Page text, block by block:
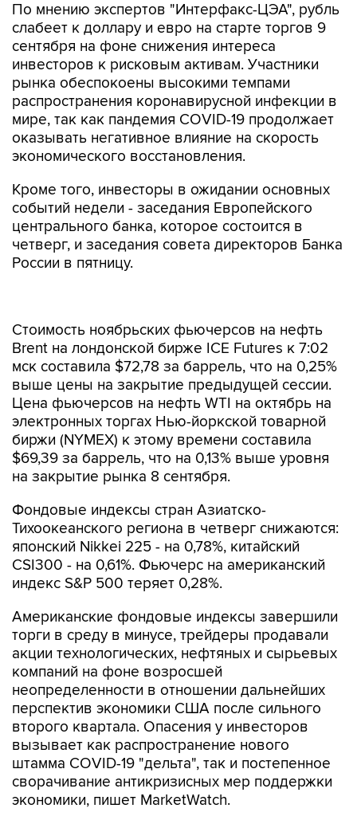
По мнению экспертов "Интерфакс-ЦЭА", рубль
слабеет к доллару и евро на старте торгов 9
сентября на фоне снижения интереса
инвесторов к рисковым активам. Участники
рынка обеспокоены высокими темпами
распространения коронавирусной инфекции в
мире, так как пандемия COVID-19 продолжает
оказывать негативное влияние на скорость
экономического восстановления.
Кроме того, инвесторы в ожидании основных
событий недели - заседания Европейского
центрального банка, которое состоится в
четверг, и заседания совета директоров Банка
России в пятницу.
мск составила $72,78 за баррель, что на 0,25%
выше цены на закрытие предыдущей сессии.
Цена фьючерсов на нефть WTI на октябрь на
электронных торгах Нью-йоркской товарной
биржи (NYMEX) к этому времени составила
$69,39 за баррель, что на 0,13% выше уровня
на закрытие рынка 8 сентября.
Фондовые индексы стран Азиатско-
японский Nikkei 225 - на 0,78%, китайский
CSI300 - на 0,61%. Фьючерс на американский
индекс S&P 500 теряет 0,28%.
Американские фондовые индексы завершили
акции технологических, нефтяных и сырьевых
компаний на фоне возросшей
неопределенности в отношении дальнейших
перспектив экономики США после сильного
второго квартала. Опасения у инвесторов
вызывает как распространение нового
штамма COVID-19 "дельта", так и постепенное
сворачивание антикризисных мер поддержки
экономики, пишет MarketWatch.
Региональный экономический обзор Beige